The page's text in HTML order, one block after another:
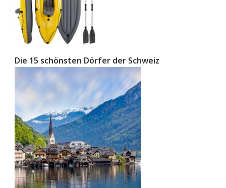
Die 15 schönsten Dörfer der Schweiz